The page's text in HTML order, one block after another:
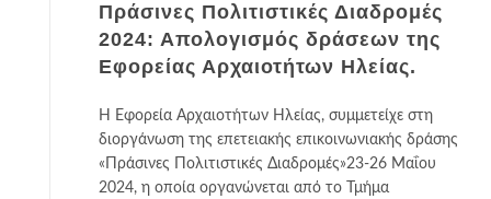
Πράσινες Πολιτιστικές Διαδρομές
2024: Απολογισμός δράσεων της
Εφορείας Αρχαιοτήτων Ηλείας.
Η Εφορεία Αρχαιοτήτων Ηλείας, συμμετείχε στη
διοργάνωση της επετειακής επικοινωνιακής δράσης
«Πράσινες Πολιτιστικές Διαδρομές»23-26 Μαΐου
2024, η οποία οργανώνεται από το Τμήμα